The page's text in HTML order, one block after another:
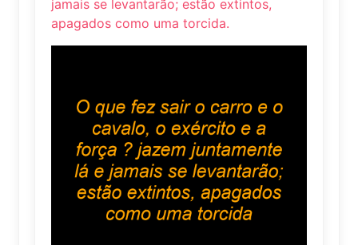
jamais se levantarão; estão extintos,
apagados como uma torcida.